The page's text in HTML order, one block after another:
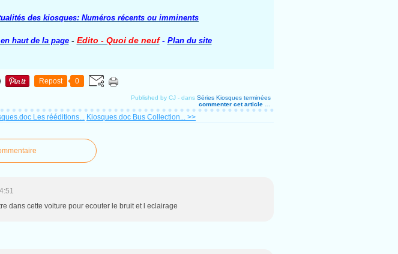
des kiosques: Numéros récents ou imminents
haut de la page- Edito - Quoi de neuf- Plan du site
Repost 0
Published by CJ - dans Séries Kiosques terminées
commenter cet article
Les rééditions... Kiosques.doc Bus Collection... >>
dans cette voiture pour ecouter le bruit et l eclairage